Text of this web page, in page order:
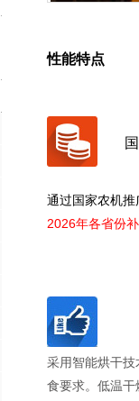
性能特点
通过国家农机
2026年各省份
采用智能烘干
食要求。低温